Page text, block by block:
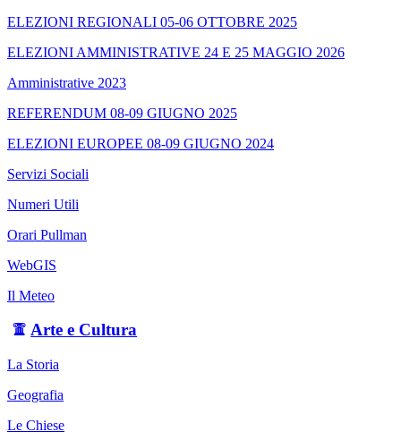
ELEZIONI REGIONALI 05-06 OTTOBRE 2025
ELEZIONI AMMINISTRATIVE 24 E 25 MAGGIO 2026
Amministrative 2023
REFERENDUM 08-09 GIUGNO 2025
ELEZIONI EUROPEE 08-09 GIUGNO 2024
Servizi Sociali
Numeri Utili
Orari Pullman
WebGIS
Il Meteo
Arte e Cultura
La Storia
Geografia
Le Chiese